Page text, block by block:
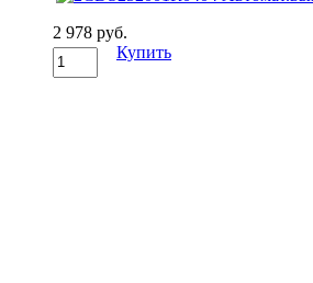
2 978 руб.
Купить